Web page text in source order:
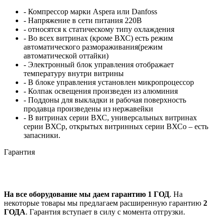
- Компрессор марки Aspera или Danfoss
- Напряжение в сети питания 220В
- относятся к статическому типу охлаждения
- Во всех витринах (кроме ВХС) есть режим
автоматического размораживания(режим
автоматической оттайки)
- Электронный блок управления отображает
температуру внутри витрины
- В блоке управления установлен микропроцессор
- Колпак освещения произведен из алюминия
- Поддоны для выкладки и рабочая поверхность
продавца произведены из нержавейки
- В витринах серии ВХС, универсальных витринах
серии ВХСр, открытых витринных серии ВХСо – есть
запасники.
Гарантия
На все оборудование мы даем гарантию 1 ГОД. На
некоторые товары мы предлагаем расширенную гарантию 2
ГОДА. Гарантия вступает в силу с момента отгрузки.